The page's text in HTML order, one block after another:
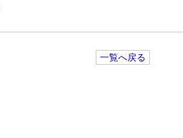
一覧へ戻る